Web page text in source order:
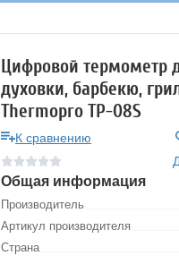
Цифровой термометр
духовки, барбекю,
Thermopro TP-08S
К сравнению
Общая информация
Производитель
Артикул производителя
Страна